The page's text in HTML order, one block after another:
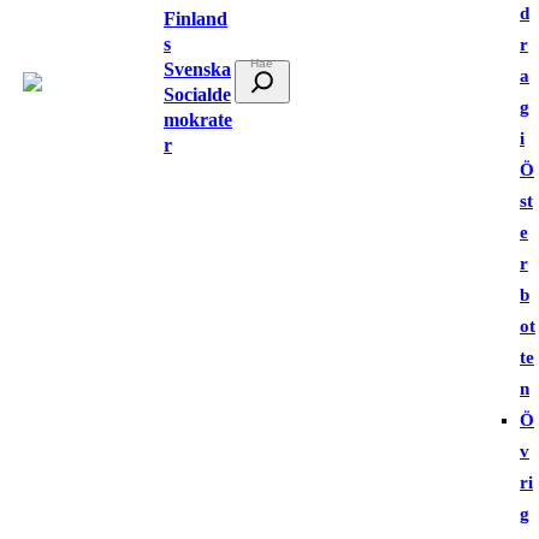
Finland
s
Svenska
Socialde
mokrate
r
ö
d
r
a
g
i
Ö
st
e
r
b
ot
te
n
Ö
v
ri
g